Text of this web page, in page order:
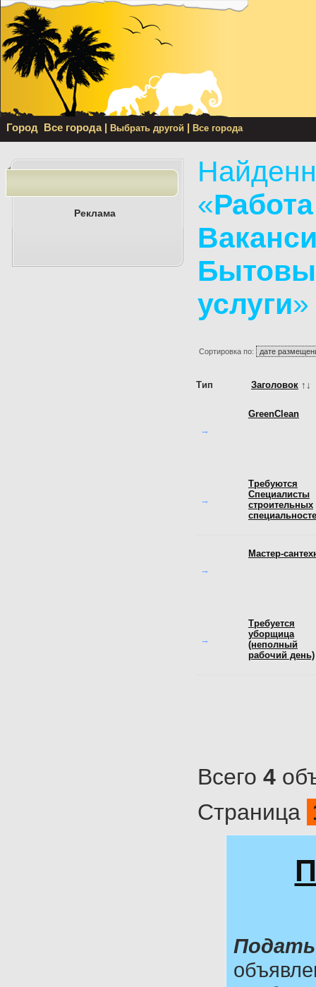
Город Все города | Выбрать другой | Все города
Реклама
«
услуги»
Сортировка по:
Тип Заголовок ↑↓
→
GreenClean
→
Требуются
Специалисты
строительных
→
Мастер-
→
Требуется
уборщица
(неполный
рабочий день)
Всего 4
Страница